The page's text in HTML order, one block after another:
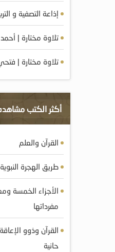
إذاعة التصفية و
تلاوة مختارة |
تلاوة مختارة |
أكثر الكتب
القرآن والعلم
طريق الهجرة النبوية
الأجزاء الخمسة
مفرداتها
القرآن وذوو
حانية